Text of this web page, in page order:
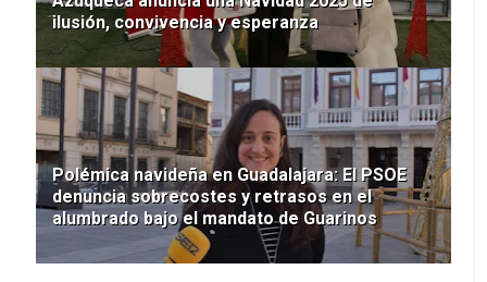
ilusión, convivencia y esperanza
Polémica navideña en Guadalajara: El PSOE
denuncia sobrecostes y retrasos en el
alumbrado bajo el mandato de Guarinos